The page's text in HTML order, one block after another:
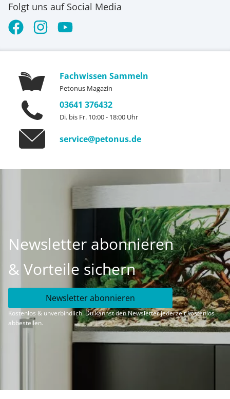
Folgt uns auf Social Media
Fachwissen Sammeln
Petonus Magazin
03641 376432
Di. bis Fr. 10:00 - 18:00 Uhr
service@petonus.de
Newsletter abonnieren
& Vorteile sichern
Newsletter abonnieren
Kostenlos & unverbindlich. Du kannst den Newsletter jederzeit kostenlos
abbestellen.